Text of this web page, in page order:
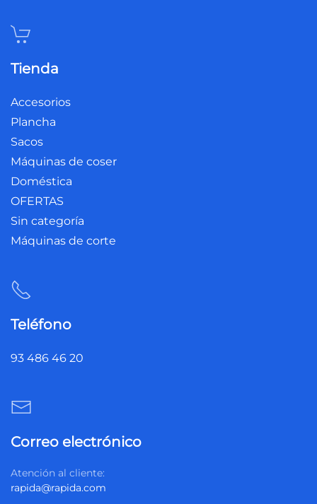
Tienda
Accesorios
Plancha
Sacos
Máquinas de coser
Doméstica
OFERTAS
Sin categoría
Máquinas de corte
Teléfono
93 486 46 20
Correo electrónico
Atención al cliente:
rapida@rapida.com